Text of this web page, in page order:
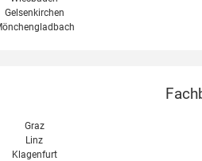
Gelsenkirchen
Graz
Linz
Klagenfurt